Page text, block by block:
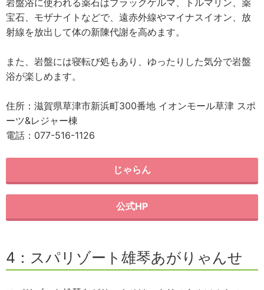
岩盤浴に使われる薬石はブラックゲルマ、トルマリン、薬
宝石、モザナイトなどで、遠赤外線やマイナスイオン、放
射線を放出して体の新陳代謝を高めます。
また、岩盤には寝転び処もあり、ゆったりした気分で岩盤
浴が楽しめます。
住所：滋賀県草津市新浜町300番地 イオンモール草津 スポ
ーツ&レジャー棟
電話：077-516-1126
じゃらん
公式HP
4：スパリゾート雄琴あがりゃんせ